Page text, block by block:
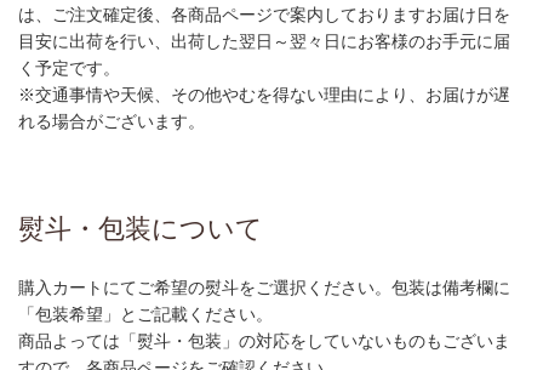
は、ご注文確定後、各商品ページで案内しておりますお届け日を
目安に出荷を行い、出荷した翌日～翌々日にお客様のお手元に届
く予定です。
※交通事情や天候、その他やむを得ない理由により、お届けが遅
れる場合がございます。
熨斗・包装について
購入カートにてご希望の熨斗をご選択ください。包装は備考欄に
「包装希望」とご記載ください。
商品よっては「熨斗・包装」の対応をしていないものもございま